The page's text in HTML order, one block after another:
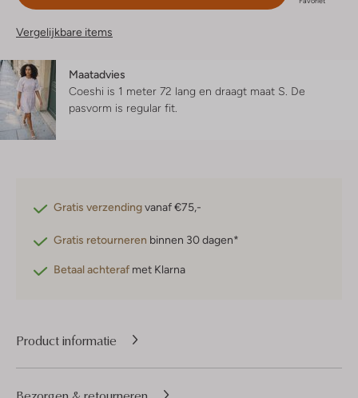
Vergelijkbare items
Maatadvies
Coeshi is 1 meter 72 lang en draagt maat S. De
pasvorm is regular fit
Gratis verzendingvanaf €75,-
Gratis retourneren binnen 30 dagen*
Betaal achteraf met Klarna
Product informatie